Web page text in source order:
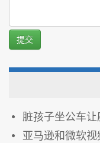
提交
脏孩子坐公车让座被歧
亚马逊和微软